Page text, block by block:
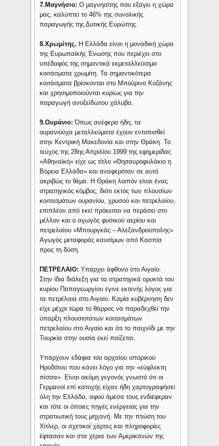
7.Μαγνήσιο: Ο μαγνησίτης που εξάγει η χώρα
μας, καλύπτει το 46% της συνολικής
παραγωγής της Δυτικής Ευρώπης.
8.Χρωμίτης. Η Ελλάδα είναι η μοναδική χώρα
της Ευρωπαϊκής Ένωσης που περιέχει στο
υπέδαφός της σημαντικά εκμεταλλεύσιμα
κοιτάσματα χρωμίτη. Τα σημαντικότερα
κοιτάσματα βρίσκονται στο Μπούρινο Κοζάνης
και χρησιμοποιούνται κυρίως για την
παραγωγή ανοξείδωτου χάλυβα.
9.Ουράνιο: Όπως ανέφερα ήδη, τα
ουρανιούχα μεταλλεύματα έχουν εντοπισθεί
στην Κεντρική Μακεδονία και στην Θράκη. Το
τεύχος της 28ης Απριλίου 1999 της εφημερίδας
«Αθηναϊκή» είχε ως τίτλο «Θησαυροφυλάκιο η
Βόρεια Ελλάδα» και αναφερόταν σε αυτό
ακριβώς το θέμα. Η Θράκη λοιπόν είναι ένας
στρατηγικός κόμβος, διότι εκτός των πλουσίων
κοιτασμάτων ουρανίου, χρυσού και πετρελαίου,
επιπλέον από εκεί πρόκειται να περάσει στο
μέλλον και ο αγωγός φυσικού αερίου και
πετρελαίου «Μπουργκάς – Αλεξανδρούπολης»
Αγωγός μεταφοράς καυσίμων από Κασπία
προς τη δύση.
ΠΕΤΡΕΛΑΙΟ:Υπάρχει άφθονο στο Αιγαίο.
Στην ίδια διάλεξη για τα στρατηγικά ορυκτά του
κυρίου Παπαγεωργίου έγινε εκτενής λόγος για
τα πετρέλαια στο Αιγαίο. Καμία κυβέρνηση δεν
είχε μέχρι τώρα το θάρρος να παραδεχθεί την
ύπαρξη πλουσιοτάτων κοιτασμάτων
πετρελαίου στο Αιγαίο και ότι το παιχνίδι με την
Τουρκία στην ουσία εκεί παίζεται.
Υπάρχουν εδάφια του αρχαίου ιστορικού
Ηροδότου που κάνει λόγο για την «εύφλεκτη
πίσσα». Είναι ακόμη γεγονός γνωστό ότι οι
Γερμανοί επί κατοχής είχαν ήδη χαρτογραφήσει
όλη την Ελλάδα, αφού άμεσα τους ενδιέφεραν
και τότε οι όποιες πηγές ενέργειας για την
στρατιωτική τους μηχανή. Με την πτώση του
Χίτλερ, οι σχετικοί χάρτες και πληροφορίες
έφτασαν και στα χέρια των Αμερικανών της